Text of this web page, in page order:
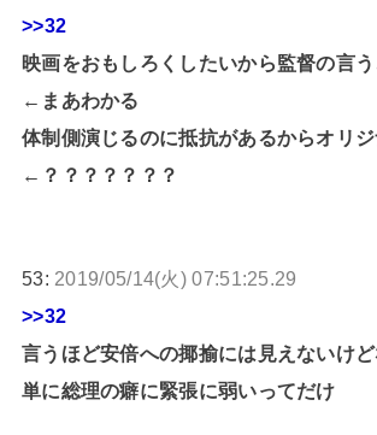
>>32
映画をおもしろくしたいから監督の言
←まあわかる
体制側演じるのに抵抗があるからオリ
←？？？？？？？
53: 2019/05/14(火) 07:51:25.29
>>32
言うほど安倍への揶揄には見えないけ
単に総理の癖に緊張に弱いってだけ